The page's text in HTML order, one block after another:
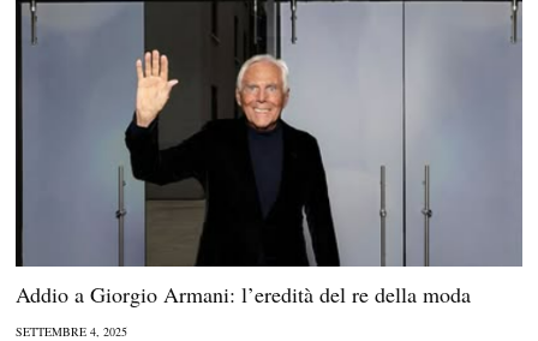
Addio a Giorgio Armani: l’eredità del re della moda
SETTEMBRE 4, 2025